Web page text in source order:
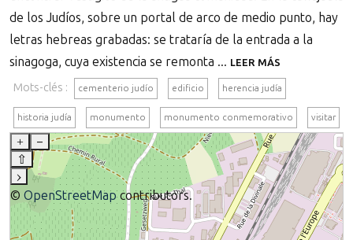
de los Judíos, sobre un portal de arco de medio punto, hay
letras hebreas grabadas: se trataría de la entrada a la
sinagoga, cuya existencia se remonta ... LEER MÁS
Mots-clés : cementerio judío edificio herencia judía
historia judía monumento monumento conmemorativo visitar
+
–
⇧
›
© OpenStreetMapcontributors.